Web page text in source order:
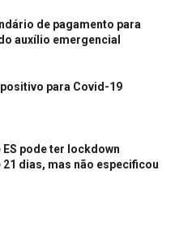
de pagamento para
auxílio emergencial
para Covid-19
pode ter lockdown
dias, mas não especificou